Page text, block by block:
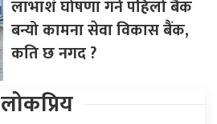
लाभाशं घोषणा गर्ने पहिलो बैंक
बन्यो कामना सेवा विकास बैंक,
कति छ नगद ?
लोकप्रिय